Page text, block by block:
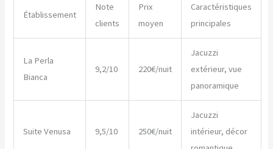
Établissement
Note
clients
Prix
moyen
Caractéristiques
principales
La Perla
Bianca
9,2/10 220€/nuit
Jacuzzi
extérieur, vue
panoramique
Suite Venusa 9,5/10 250€/nuit
Jacuzzi
intérieur, décor